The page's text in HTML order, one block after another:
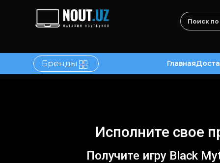
Бренды Главная
Исполните свое
Получите игру Black